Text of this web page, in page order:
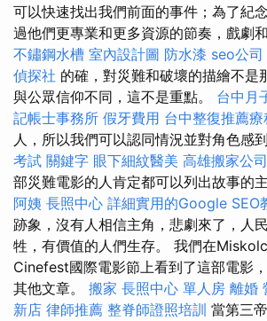
可以快速找出我們前面的事件；為了紀
過他們更專業和更多資源的節奏，戲劇
不鏽鋼水槽 室內設計圖 防水漆 seo公司
偵探社 的確，對災難和破壞的描繪不是
與公眾信仰不同，這不是重點。 台中月
記帳士事務所 假牙費用 台中整復推薦療
人，所以我們可以認同情況並對角色感
考試 關鍵字 眼下細紋醫美 高雄搬家公司
部災難電影的人肯定都可以列出故事的
阿姨 長照中心 詳細實用的Google SEO
跡象，沒有人相信主角，悲劇來了，人
牲，有價值的人們生存。 我們在
Cinefest國際電影節上看到了這部電影
其他文章。 搬家 長照中心 單人房 離婚
新店 律師推薦 整脊師證照培訓 當第三